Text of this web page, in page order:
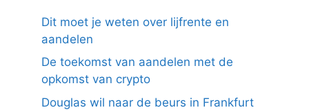
Dit moet je weten over lijfrente en
aandelen
De toekomst van aandelen met de
opkomst van crypto
Douglas wil naar de beurs in Frankfurt